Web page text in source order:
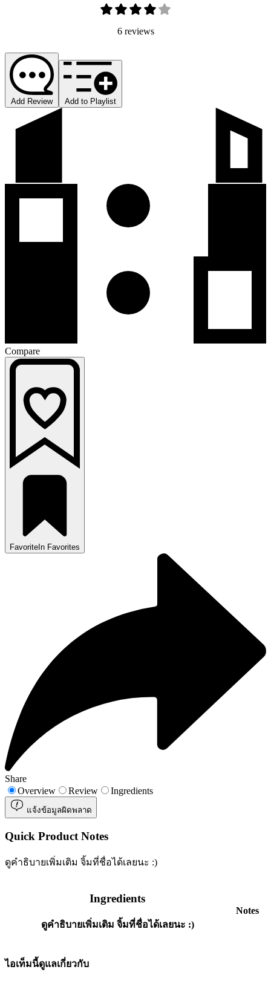
6 reviews
Add Review Add to Playlist
Compare
Favorite In Favorites
Share
Overview
Review Ingredients
แจ้งข้อมูลผิดพลาด
Quick Product Notes
ดูคำธิบายเพิ่มเติม จิ้มที่ชื่อได้เลยนะ :)
Ingredients
ดูคำธิบายเพิ่มเติม จิ้มที่ชื่อได้เลยนะ :)
Notes
ไอเท็มนี้ดูแลเกี่ยวกับ